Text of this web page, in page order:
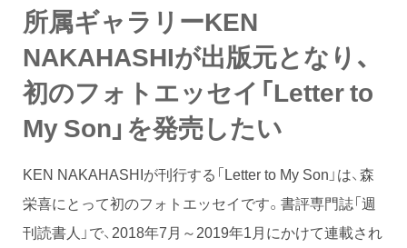
所属ギャラリーKEN
NAKAHASHIが出版元となり、
初のフォトエッセイ「Letter to
My Son」を発売したい
KEN NAKAHASHIが刊行する「Letter to My Son」は、森
栄喜にとって初のフォトエッセイです。書評専門誌「週
刊読書人」で、2018年7月～2019年1月にかけて連載され